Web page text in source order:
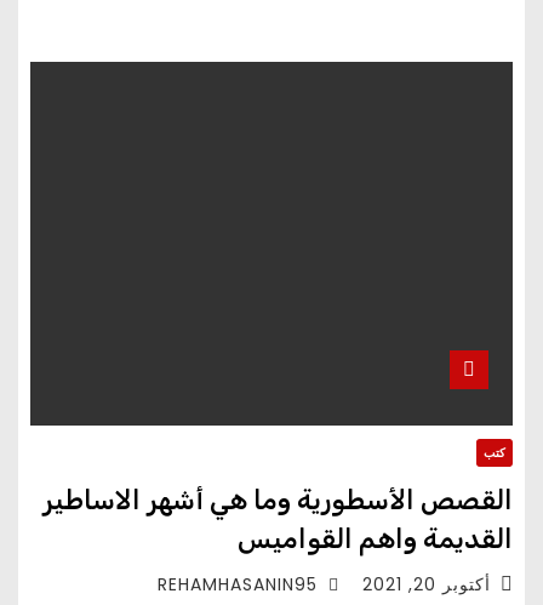
كتب
القصص الأسطورية وما هي أشهر الاساطير
القديمة واهم القواميس
أكتوبر 20, 2021